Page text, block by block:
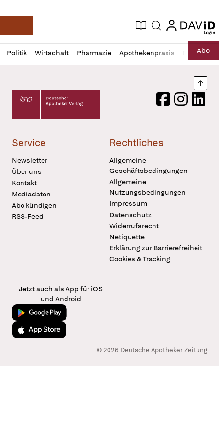
Deutsche Apotheker Zeitung
Aktuelle Ausgabe
Suche login
login
Politik Wirtschaft Pharmazie Apothekenpraxis RechtAbo
Profil
öffnen
Daz
Pur
Deutscher Apotheker Verlag Logo
FacebookInstagram
Service
Newsletter
Über uns
Kontakt
Mediadaten
Abo kündigen
RSS-Feed
Rechtliches
Allgemeine
Geschäftsbedingungen
Allgemeine
Nutzungsbedingungen
Impressum
Datenschutz
Widerrufsrecht
Netiquette
Erklärung zur Barrierefreiheit
Cookies & Tracking
Jetzt auch als App für iOS
und Android
Jetzt bei Google Play
Laden im App Store
© 2026 Deutsche Apotheker Zeitung